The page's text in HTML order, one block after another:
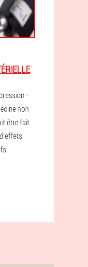
-
non
être fait